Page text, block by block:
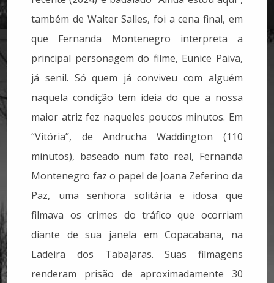
também de Walter Salles, foi a cena final, em
que Fernanda Montenegro interpreta a
principal personagem do filme, Eunice Paiva,
já senil. Só quem já conviveu com alguém
naquela condição tem ideia do que a nossa
maior atriz fez naqueles poucos minutos. Em
“Vitória”, de Andrucha Waddington (110
minutos), baseado num fato real, Fernanda
Montenegro faz o papel de Joana Zeferino da
Paz, uma senhora solitária e idosa que
filmava os crimes do tráfico que ocorriam
diante de sua janela em Copacabana, na
Ladeira dos Tabajaras. Suas filmagens
renderam prisão de aproximadamente 30